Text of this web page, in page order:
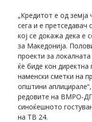
„Кредитот е од земја
сега и е претседавач
кој се докажа дека е
за Македонија.
проекти за
ќе биде кон
наменски сметки на
општини
редовите на ВМРО-
синоќешното
на ТВ 24.